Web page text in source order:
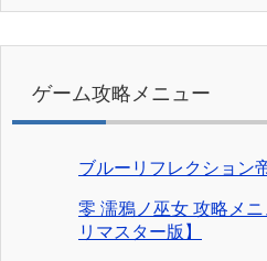
ゲーム攻略メニュー
ブルーリフレクション
零 濡鴉ノ巫女 攻略メ
リマスター版】